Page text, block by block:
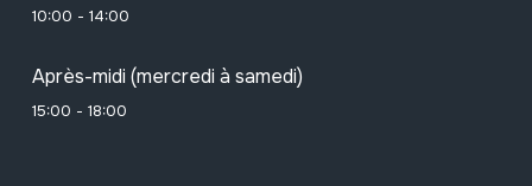
10:00 - 14:00
Après-midi (mercredi à samedi)
15:00 - 18:00